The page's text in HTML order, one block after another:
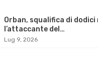
Orban, squalifica di dodici
l’attaccante del…
Lug 9, 2026